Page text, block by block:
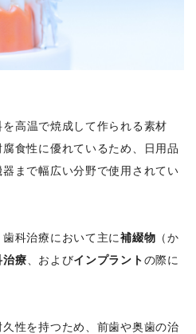
を高温で焼成して作られる素材
食性に優れているため、日用品
まで幅広い分野で使用されてい
科治療において主に補綴物 （か
治療 、およびインプラントの際に
性を持つため、前歯や奥歯の治